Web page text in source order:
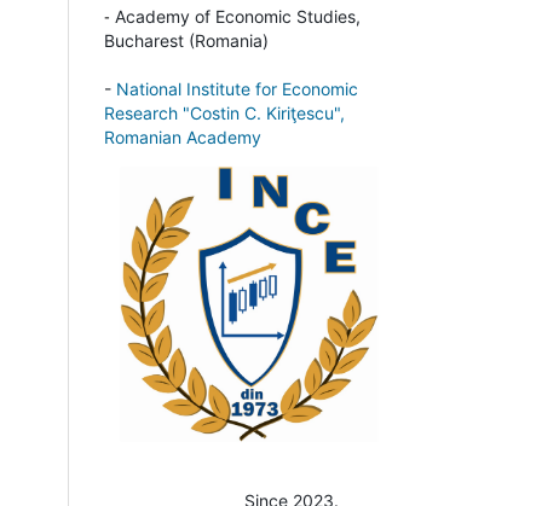
- Academy of Economic Studies,
Bucharest (Romania)
- National Institute for Economic
Research "Costin C. Kiriţescu",
Romanian Academy
Since 2023.